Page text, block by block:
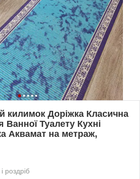
килимок Доріжка Класична
Туалету Кухні
Аквамат на метраж,
роздріб